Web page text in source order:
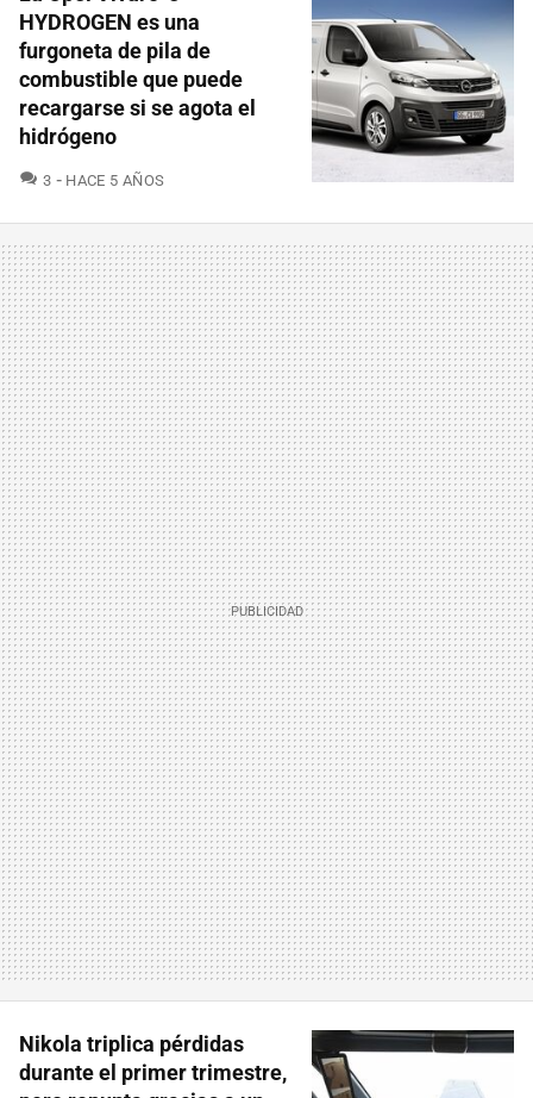
HYDROGEN es una
furgoneta de pila de
combustible que puede
recargarse si se agota el
hidrógeno
3 COMENTARIOS
HACE 5 AÑOS
Nikola triplica pérdidas
durante el primer trimestre,